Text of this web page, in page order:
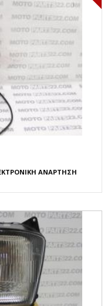
ΑΝΑΡΤΗΣΗ